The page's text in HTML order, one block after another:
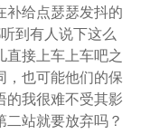
补给点瑟瑟发抖的
到有人说下这么
直接上车上车吧之
，也可能他们的保
的我很难不受其影
站就要放弃吗？